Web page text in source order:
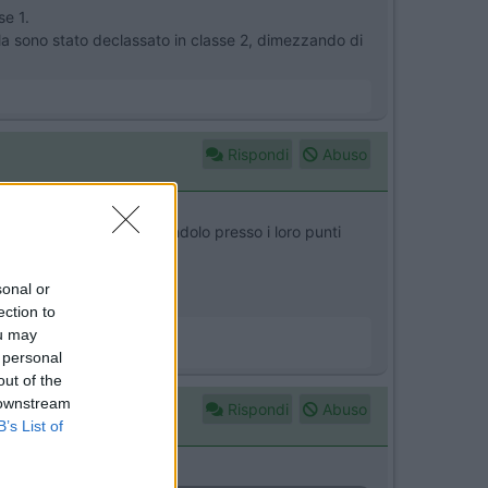
or
to
may
of the
List of
1.
sono stato declassato in classe 2, dimezzando di
Rispondi Abuso
pagare ricaricandolo presso i loro punti
Rispondi Abuso